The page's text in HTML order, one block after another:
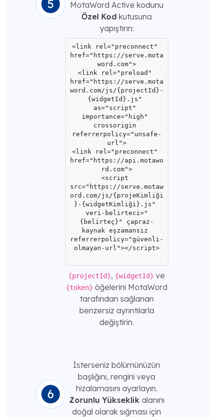
MotaWord Active kodunu
Özel Kod kutusuna
yapıştırın:
<link rel="preconnect"
href="https://serve.mota
word.com">
<link rel="preload"
href="https://serve.mota
word.com/js/{projectId}-
{widgetId}.js"
as="script"
importance="high"
crossorigin
referrerpolicy="unsafe-
url">
<link rel="preconnect"
href="https://api.motawo
rd.com">
<script
src="https://serve.motaw
ord.com/js/{projeKimliği
}-{widgetKimliği}.js"
veri-belirteci="
{belirteç}" çapraz-
kaynak eşzamansız
referrerpolicy="güvenli-
olmayan-url"></script>
{projectId}, {widgetId} ve
{token} öğelerini MotaWord
tarafından sağlanan
benzersiz ayrıntılarla
değiştirin.
İsterseniz bölümünüzün
başlığını, rengini veya
hizalamasını ayarlayın.
Zorunlu Yükseklik alanını
doğal olarak sığması için